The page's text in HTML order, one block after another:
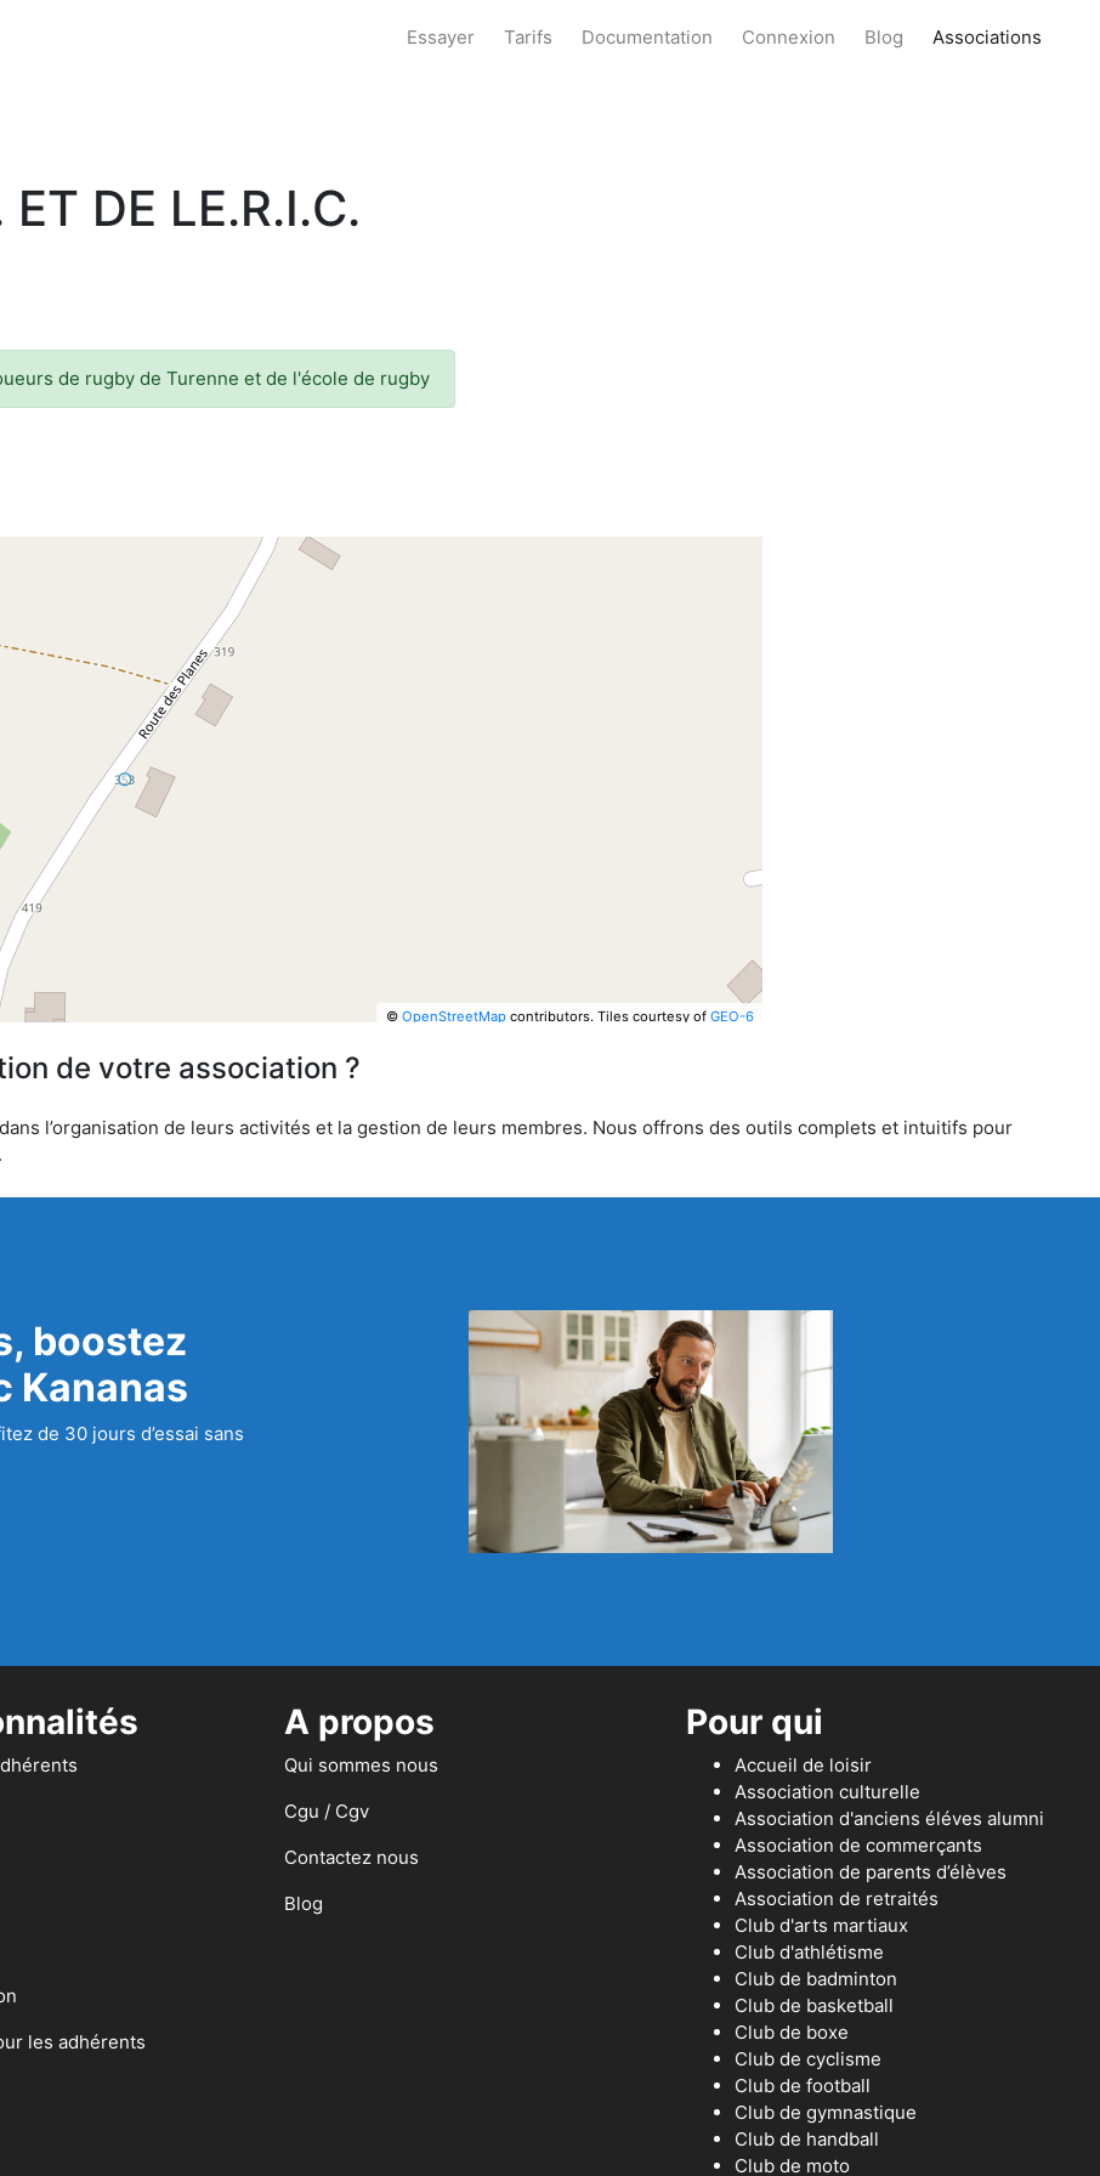
Essayer Tarifs Documentation Connexion Blog Associations
DE LE.R.I.C.
de rugby de Turenne et de l'école de rugby
© OpenStreetMapcontributors. Tiles courtesy of GEO-6
de votre association ?
l’organisation de leurs activités et la gestion de leurs membres. Nous offrons des outils complets et intuitifs pour
boostez
Kananas
de 30 jours d’essai sans
les adhérents
A propos
Qui sommes nous
Cgu / Cgv
Contactez nous
Blog
Pour qui
Accueil de loisir
Association culturelle
Association d'anciens éléves alumni
Association de commerçants
Association de parents d’élèves
Association de retraités
Club d'arts martiaux
Club d'athlétisme
Club de badminton
Club de basketball
Club de boxe
Club de cyclisme
Club de football
Club de gymnastique
Club de handball
Club de moto